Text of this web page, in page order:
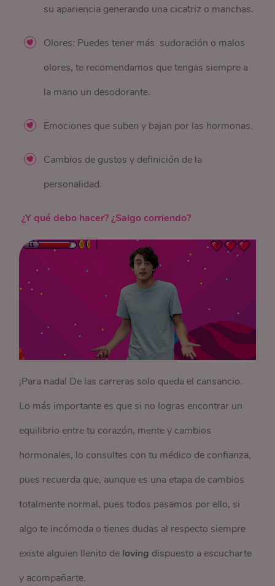
su apariencia generando una cicatriz o manchas.
Olores: Puedes tener más sudoración o malos
olores, te recomendamos que tengas siempre a
la mano un desodorante.
Emociones que suben y bajan por las hormonas.
Cambios de gustos y definición de la
personalidad.
¿Y qué debo hacer? ¿Salgo corriendo?
¡Para nada! De las carreras solo queda el cansancio.
Lo más importante es que si no logras encontrar un
equilibrio entre tu corazón, mente y cambios
hormonales, lo consultes con tu médico de confianza,
pues recuerda que, aunque es una etapa de cambios
totalmente normal, pues todos pasamos por ello, si
algo te incómoda o tienes dudas al respecto siempre
existe alguien llenito de loving dispuesto a escucharte
y acompañarte.